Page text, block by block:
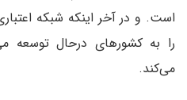
را به کشورهای درحال توسعه
می‌کند.